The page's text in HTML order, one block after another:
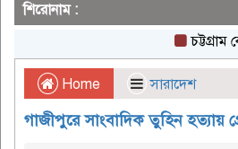
শিরোনাম :
চট্টগ্রাম
Home সারাদেশ
গাজীপুরে সাংবাদিক তুহিন হত্যায়